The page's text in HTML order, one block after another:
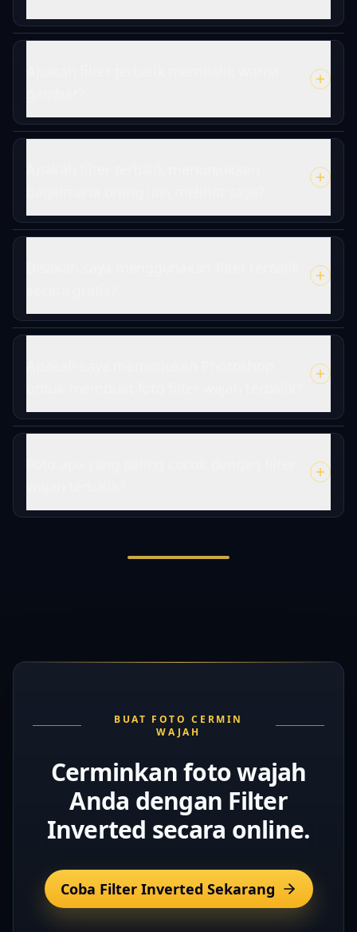
BUAT FOTO CERMIN
WAJAH
Cerminkan foto wajah
Anda dengan Filter
Inverted secara online.
Coba Filter Inverted Sekarang